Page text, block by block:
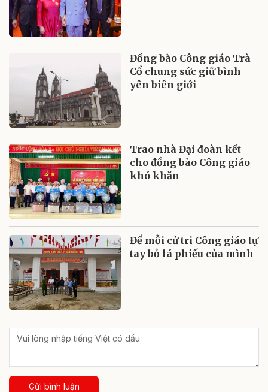
Đồng bào Công giáo Trà
Cổ chung sức giữ bình
yên biên giới
Trao nhà Đại đoàn kết
cho đồng bào Công giáo
khó khăn
Để mỗi cử tri Công giáo tự
tay bỏ lá phiếu của mình
Gửi bình luận